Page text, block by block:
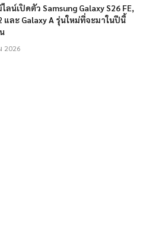
ลน์เปิดตัว Samsung Galaxy S26 FE,
และ Galaxy A รุ่นใหม่ที่จะมาในปีนี้
2026